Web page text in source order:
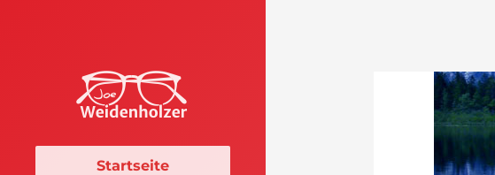
Startseite